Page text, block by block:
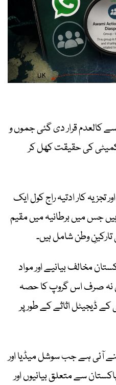
کالعدم قرار دی گئی جموں و
کی حقیقت کھل کر
تجزیہ کار ادتیہ راج کول ایک
جس میں برطانیہ میں مقیم
وطن شامل ہیں۔
مخالف بیانیے اور مواد
نہ صرف اس گروپ کا حصہ
کے ڈیجیٹل اثاثے کے طور پر
آئی ہے جب سوشل میڈیا اور
سے متعلق بیانیوں اور